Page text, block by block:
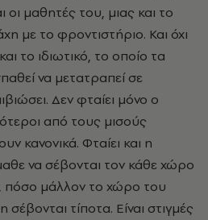
μαθητές του, μιας και το
με το φροντιστήριο. Και όχι
το ιδιωτικό, το οποίο τα
να μετατραπεί σε
Δεν φταίει μόνο ο
από τους μισούς
κανονικά. Φταίει και η
να σέβονται τον κάθε χώρο
πόσο μάλλον το χώρο του
σέβονται τίποτα. Είναι στιγμές